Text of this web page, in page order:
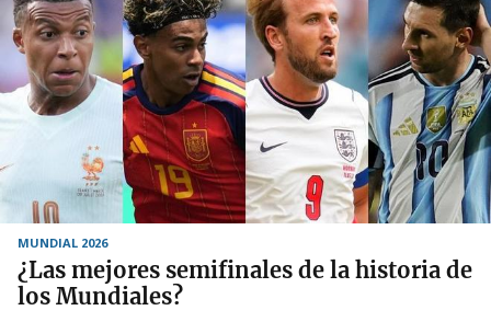
MUNDIAL 2026
¿Las mejores semifinales de la historia de
los Mundiales?